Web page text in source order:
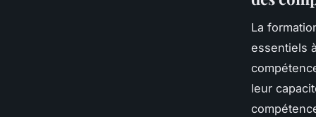
La
essentiels
leur